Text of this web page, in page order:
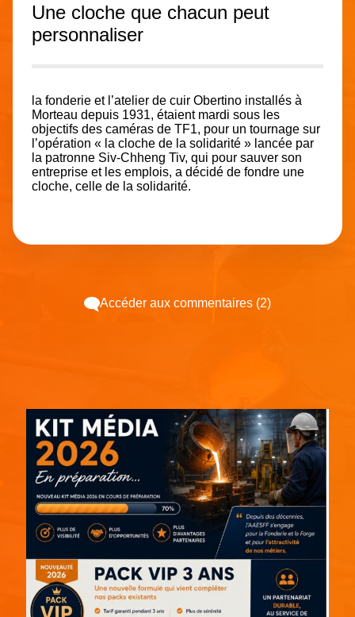
Une cloche que chacun peut
personnaliser
la fonderie et l’atelier de cuir Obertino installés à
Morteau depuis 1931, étaient mardi sous les
objectifs des caméras de TF1, pour un tournage sur
l’opération « la cloche de la solidarité » lancée par
la patronne Siv-Chheng Tiv, qui pour sauver son
entreprise et les emplois, a décidé de fondre une
cloche, celle de la solidarité.
Accéder aux commentaires (2)